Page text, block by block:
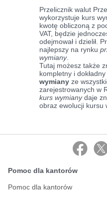
Przelicznik walut
wykorzystuje kurs
kwotę obliczoną z
VAT, będzie
odejmował i dzielił.
najlepszy na rynku
wymiany.
Tutaj możesz także
kompletny i dokładny
wymiany ze
zarejestrowanych w
kurs wymianydaje
obraz ewolucji kursu
Pomoc dla kantorów
Pomoc dla kantorów